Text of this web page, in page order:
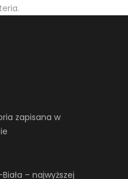
zapisana w
– najwyższej